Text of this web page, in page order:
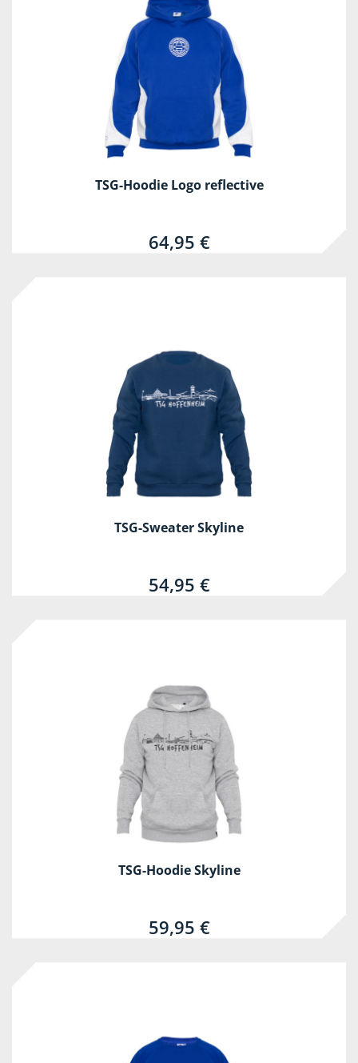
TSG-Hoodie Logo reflective
64,95 €
TSG-Sweater Skyline
54,95 €
TSG-Hoodie Skyline
59,95 €